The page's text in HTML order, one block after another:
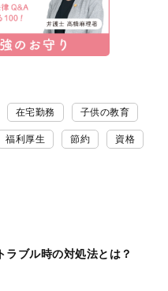
在宅勤務 子供の教育
福利厚生 節約 資格
ラブル時の対処法とは？